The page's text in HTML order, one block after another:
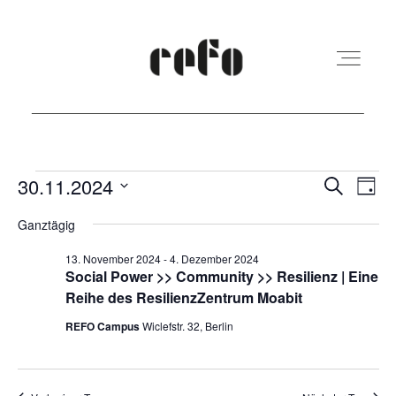
REFO Moabit
Terminkalender
Kita
Veranstaltungen
für
November
2024
Suche
SucheTag
30.11.2024
Ganztägig
Social Power >> Community >> Resilienz | Eine
Reihe des ResilienzZentrum Moabit
13. November 2024-4. Dezember 2024
REFO CampusWiclefstr. 32, Berlin